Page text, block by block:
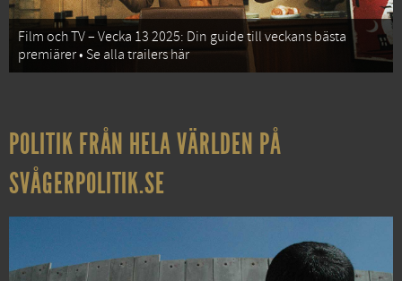
Film och TV – Vecka 13 2025: Din guide till veckans bästa
premiärer • Se alla trailers här
POLITIK FRÅN HELA VÄRLDEN PÅ
SVÅGERPOLITIK.SE